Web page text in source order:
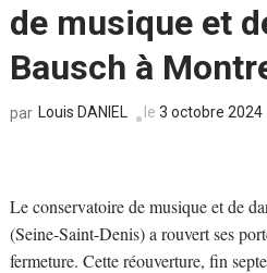
de musique et
Bausch à
par Louis DANIEL le 3 octobre 2024
Le conservatoire de musique et de
(Seine-Saint-Denis) a rouvert ses
fermeture. Cette réouverture, fin